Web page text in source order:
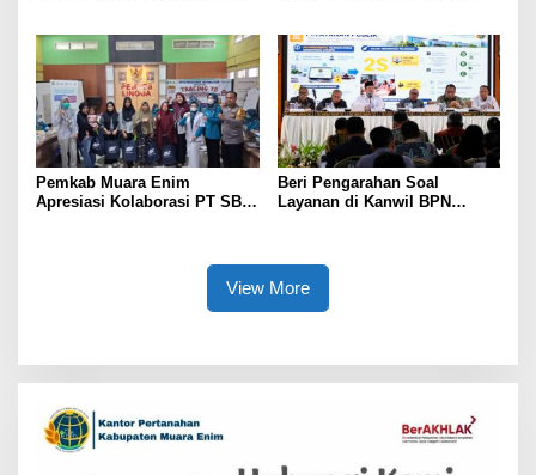
Pemkab Muara Enim
Apresiasi Kolaborasi PT SBS
Beri Pengarahan Soal
Layanan di Kanwil BPN
View More